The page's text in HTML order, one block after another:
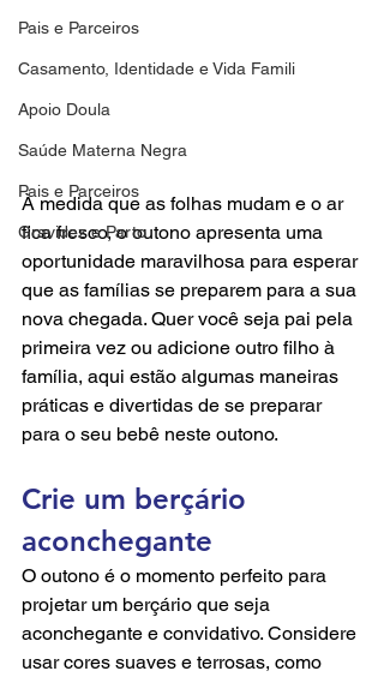
Pais e Parceiros
Casamento, Identidade e Vida Famili
Apoio Doula
Saúde Materna Negra
Pais e Parceiros
Gravidez e Parto
À medida que as folhas mudam e o ar
fica fresco, o outono apresenta uma
oportunidade maravilhosa para esperar
que as famílias se preparem para a sua
nova chegada. Quer você seja pai pela
primeira vez ou adicione outro filho à
família, aqui estão algumas maneiras
práticas e divertidas de se preparar
para o seu bebê neste outono.
Crie um berçário
aconchegante
O outono é o momento perfeito para
projetar um berçário que seja
aconchegante e convidativo. Considere
usar cores suaves e terrosas, como